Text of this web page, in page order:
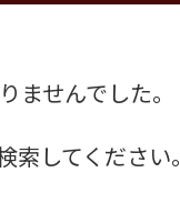
ませんでした。
索してください。